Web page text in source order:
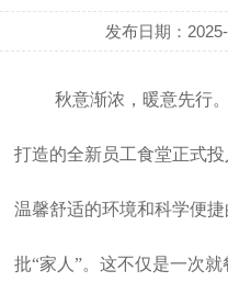
发布日期：
秋意渐浓，暖意先行
打造的全新员工食堂正式
温馨舒适的环境和科学便
批“家人”。这不仅是一次